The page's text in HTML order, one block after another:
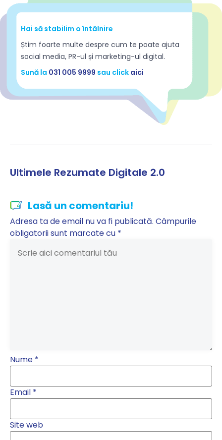
Hai să stabilim o întâlnire
Știm foarte multe despre cum te poate ajuta
social media, PR-ul și marketing-ul digital.
Sună la 031 005 9999 sau click aici
Ultimele Rezumate Digitale 2.0
Lasă un comentariu!
Adresa ta de email nu va fi publicată. Câmpurile
obligatorii sunt marcate cu *
Nume *
Email *
Site web